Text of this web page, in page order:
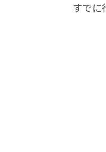
すでに